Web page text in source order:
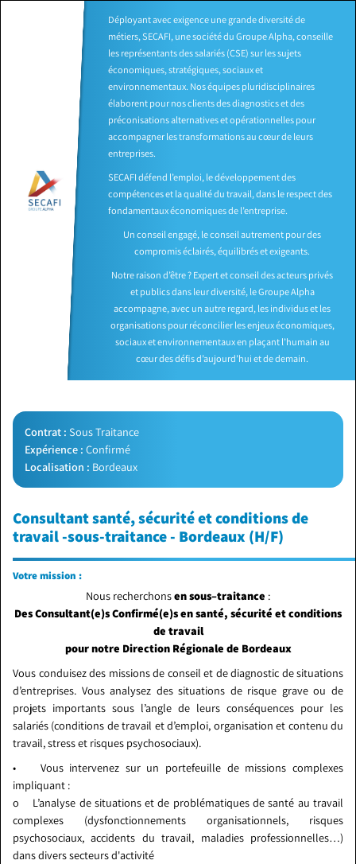
Déployant avec exigence une grande diversité de
métiers, SECAFI, une société du Groupe Alpha, conseille
les représentants des salariés (CSE) sur les sujets
économiques, stratégiques, sociaux et
environnementaux. Nos équipes pluridisciplinaires
élaborent pour nos clients des diagnostics et des
préconisations alternatives et opérationnelles pour
accompagner les transformations au cœur de leurs
entreprises.
SECAFI défend l’emploi, le développement des
compétences et la qualité du travail, dans le respect des
fondamentaux économiques de l’entreprise.
Un conseil engagé, le conseil autrement pour des
compromis éclairés, équilibrés et exigeants.
Notre raison d’être ? Expert et conseil des acteurs privés
et publics dans leur diversité, le Groupe Alpha
accompagne, avec un autre regard, les individus et les
organisations pour réconcilier les enjeux économiques,
sociaux et environnementaux en plaçant l’humain au
cœur des défis d’aujourd’hui et de demain.
Contrat : Sous Traitance
Expérience : Confirmé
Localisation : Bordeaux
Consultant santé, sécurité et conditions de
travail -sous-traitance - Bordeaux (H/F)
Votre mission :
Nous recherchonsen sous–traitance :
Des Consultant(e)s Confirmé(e)s en santé, sécurité et conditions
de travail
pour notre Direction Régionale de Bordeaux
Vous conduisez des missions de conseil et de diagnostic de situations
d’entreprises. Vous analysez des situations de risque grave ou de
projets importants sous l’angle de leurs conséquences pour les
salariés (conditions de travail et d’emploi, organisation et contenu du
travail, stress et risques psychosociaux).
• Vous intervenez sur un portefeuille de missions complexes
impliquant :
o L’analyse de situations et de problématiques de santé au travail
complexes (dysfonctionnements organisationnels, risques
psychosociaux, accidents du travail, maladies professionnelles…)
dans divers secteurs d'activité